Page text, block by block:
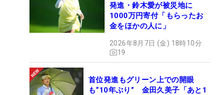
発進・鈴木愛が被災地に
1000万円寄付「もらったお
金をほかの人に」
2026年8月7日 (金) 18時10分
19
首位発進もグリーン上での開眼
も“10年ぶり” 金田久美子「あと1